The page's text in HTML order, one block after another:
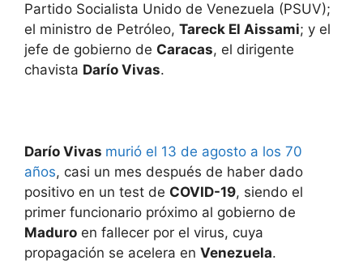
Partido Socialista Unido de Venezuela (PSUV);
el ministro de Petróleo, Tareck El Aissami; y el
jefe de gobierno de Caracas, el dirigente
chavista Darío Vivas.
Darío Vivas murió el 13 de agosto a los 70
años, casi un mes después de haber dado
positivo en un test de COVID-19, siendo el
primer funcionario próximo al gobierno de
Maduro en fallecer por el virus, cuya
propagación se acelera en Venezuela.